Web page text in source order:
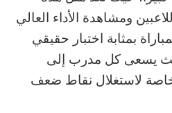
ومشاهدة الأداء العالي
بمثابة اختبار حقيقي
يسعى كل مدرب إلى
لاستغلال نقاط ضعف